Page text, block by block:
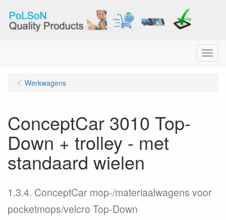
Menu
Werkwagens
ConceptCar 3010 Top-
Down + trolley - met
standaard wielen
1.3.4. ConceptCar mop-/materiaalwagens voor
pocketmops/velcro Top-Down